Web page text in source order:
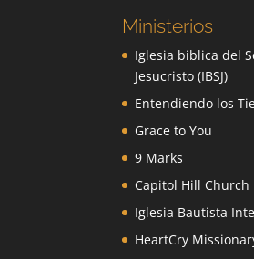
Ministerios
Iglesia biblica del
Jesucristo (IBSJ)
Entendiendo los
Grace to You
9 Marks
Capitol Hill Church
Iglesia Bautista
HeartCry